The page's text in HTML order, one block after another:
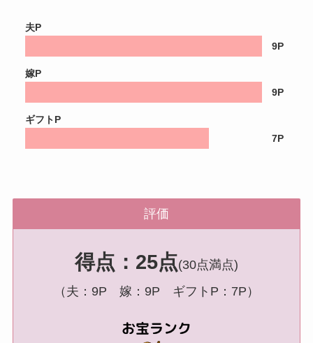
夫P
9P
嫁P
9P
ギフトP
7P
評価
得点：25点(30点満点)
（夫：9P 嫁：9P ギフトP：7P）